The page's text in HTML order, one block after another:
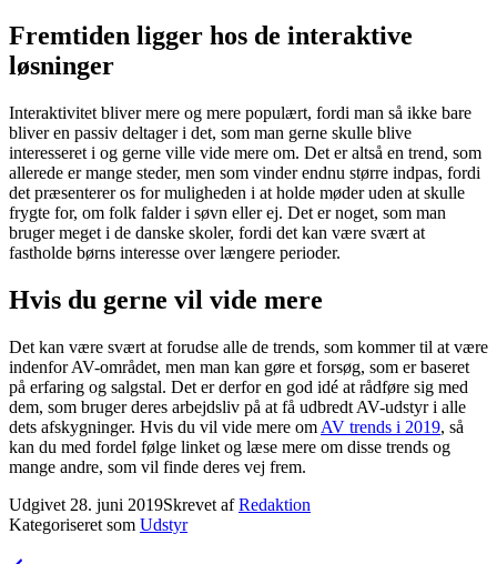
Fremtiden ligger hos de interaktive
løsninger
Interaktivitet bliver mere og mere populært, fordi man så ikke bare
bliver en passiv deltager i det, som man gerne skulle blive
interesseret i og gerne ville vide mere om. Det er altså en trend, som
allerede er mange steder, men som vinder endnu større indpas, fordi
det præsenterer os for muligheden i at holde møder uden at skulle
frygte for, om folk falder i søvn eller ej. Det er noget, som man
bruger meget i de danske skoler, fordi det kan være svært at
fastholde børns interesse over længere perioder.
Hvis du gerne vil vide mere
Det kan være svært at forudse alle de trends, som kommer til at være
indenfor AV-området, men man kan gøre et forsøg, som er baseret
på erfaring og salgstal. Det er derfor en god idé at rådføre sig med
dem, som bruger deres arbejdsliv på at få udbredt AV-udstyr i alle
dets afskygninger. Hvis du vil vide mere om AV trends i 2019, så
kan du med fordel følge linket og læse mere om disse trends og
mange andre, som vil finde deres vej frem.
Udgivet 28. juni 2019Skrevet afRedaktion
Kategoriseret som Udstyr